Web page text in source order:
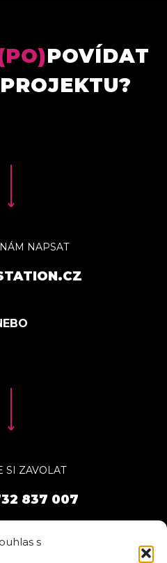
s
POVÍDAT
NAPSAT
SI ZAVOLAT
837 007